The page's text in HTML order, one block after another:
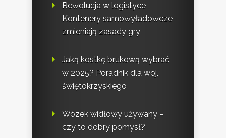
Rewolucja w logistyce
Kontenery samowyładowcze
zmieniają zasady gry
Jaką kostkę brukową wybrać
w 2025? Poradnik dla woj.
świętokrzyskiego
Wózek widłowy używany –
czy to dobry pomysł?